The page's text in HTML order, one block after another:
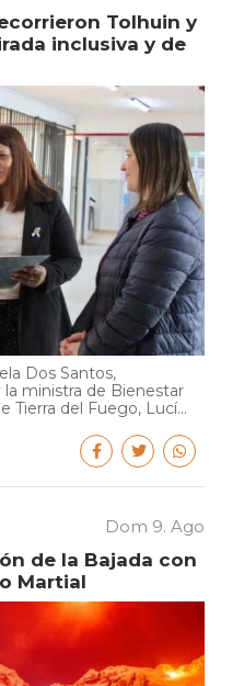
Tolhuin y
inclusiva y de
Dos Santos,
ministra de Bienestar
Tierra del Fuego, Lucí...
Dom 9. Ago
de la Bajada con
Martial